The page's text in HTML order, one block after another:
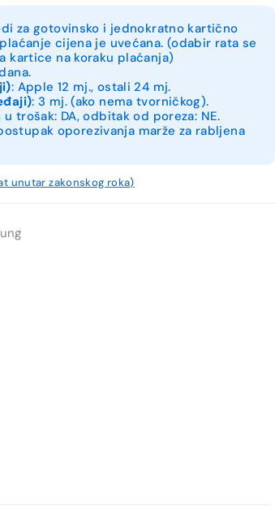
za gotovinsko i jednokratno kartično
cijena je uvećana. (odabir rata se
kartice na koraku plaćanja)
: Apple 12 mj., ostali 24 mj.
: 3 mj. (ako nema tvorničkog).
u trošak: DA, odbitak od poreza: NE.
oporezivanja marže za rabljena
unutar zakonskog roka)